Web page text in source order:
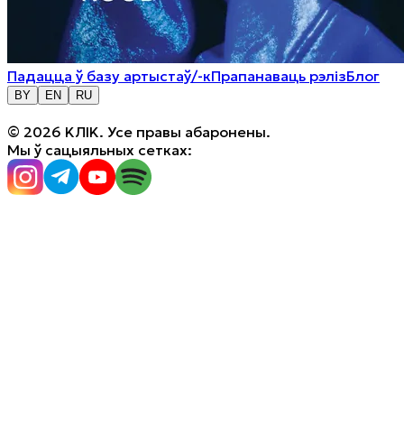
Падацца ў базу артыстаў/-кПрапанаваць рэлізБлог
BY EN RU
© 2026 KЛIK. Усе правы абаронены.
Мы ў сацыяльных сетках: